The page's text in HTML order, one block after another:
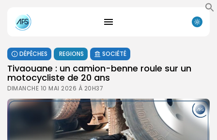
DÉPÊCHES REGIONS SOCIÉTÉ
Tivaouane : un camion-benne roule sur un
motocycliste de 20 ans
DIMANCHE 10 MAI 2026 À 20H37